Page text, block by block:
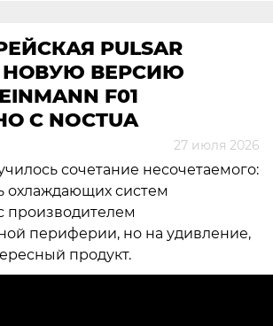
PULSAR
ВЕРСИЮ
F01
С NOCTUA
27 июля 2026
сочетание несочетаемого:
охлаждающих систем
производителем
периферии, но на удивление,
продукт.